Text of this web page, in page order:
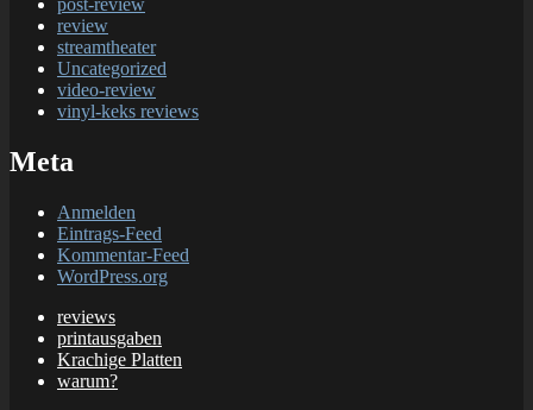
review
streamtheater
Uncategorized
video-review
vinyl-keks reviews
Meta
Anmelden
Eintrags-Feed
Kommentar-Feed
WordPress.org
reviews
printausgaben
Krachige Platten
warum?